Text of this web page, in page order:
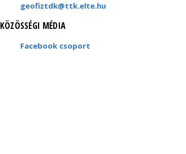
geofiztdk@ttk.elte.hu
KÖZÖSSÉGI MÉDIA
Facebook csoport